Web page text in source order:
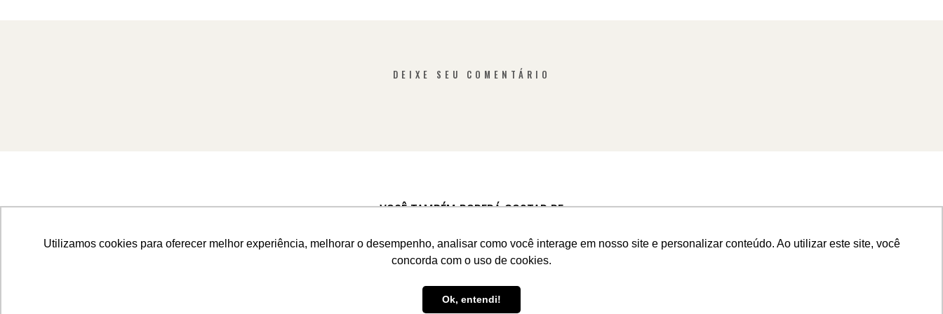
Utilizamos cookies para oferecer melhor experiência, melhorar o desempenho, analisar como você interage em nosso site e personalizar conteúdo. Ao utilizar este site, você
concorda com o uso de cookies.
Ok, entendi!
DEIXE SEU COMENTÁRIO
VOCÊ TAMBÉM PODERÁ GOSTAR DE
VEJA O BLOG COMPLETO